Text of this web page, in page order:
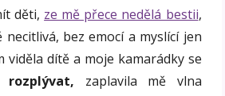
děti, ze mě přece nedělá bestii,
bez emocí a myslící jen
viděla dítě a moje kamarádky se
rozplývat, zaplavila mě vlna